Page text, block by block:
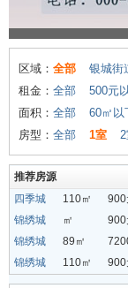
区域： 全部 银城街
租金： 全部 500元
面积： 全部 60㎡以
房型： 全部 1室 2
推荐房源
四季城
110㎡
900
锦绣城
㎡
900
锦绣城
89㎡
锦绣城
110㎡ 900